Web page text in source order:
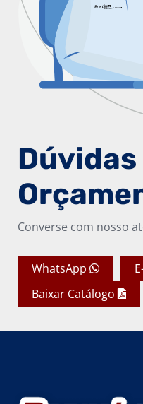
Dúvidas
Converse com nosso
WhatsApp
Baixar Catálogo